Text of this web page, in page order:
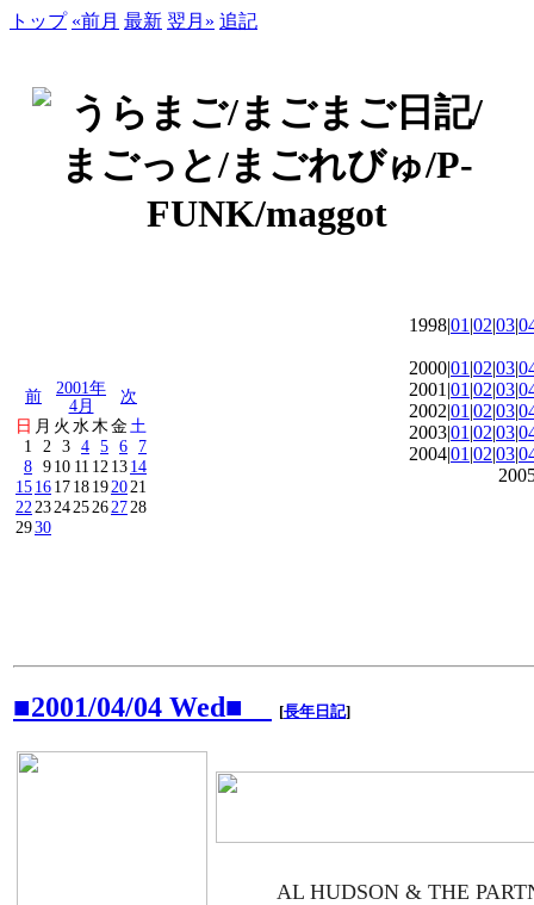
トップ «前月 最新 翌月» 追記
前
2001年
4月
次
日 月 火 水 木金 土
1
2 3 4 5 6
7
8 910 11 12 1314
15161718192021
22 232425262728
2930
1998|01 |02|03|
2000|01 |02|03|
2001|01 |02|03|
2002|01 |02|03|
2003|01 |02|03|
2004|01 |02|03|
■2001/04/04 Wed■ [長年日記]
AL HUDSON & THE